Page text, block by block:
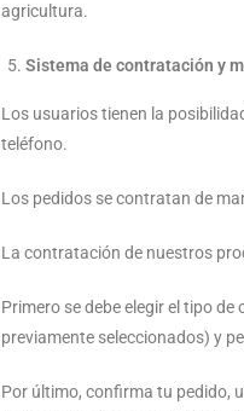
agricultura.
Sistema de contratación y
Los usuarios tienen la
teléfono.
Los pedidos se contratan de
La contratación de nuestros
Primero se debe elegir el tipo
previamente seleccionados) y
Por último, confirma tu pedido,